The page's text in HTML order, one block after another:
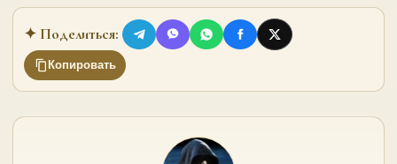
✦ Поделиться:
Копировать